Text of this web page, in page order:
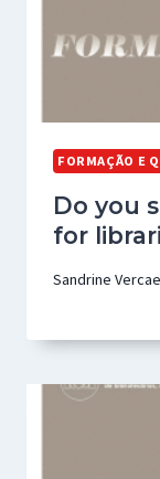
FORMAÇÃO E
Do you
for
Sandrine